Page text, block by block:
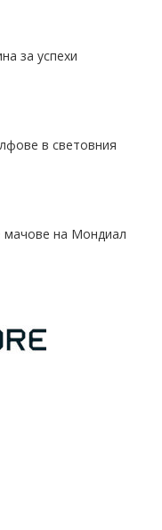
за успехи
в световния
мачове на Мондиал